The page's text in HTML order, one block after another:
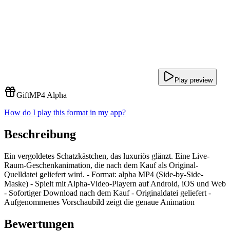
Play preview
GiftMP4 Alpha
How do I play this format in my app?
Beschreibung
Ein vergoldetes Schatzkästchen, das luxuriös glänzt. Eine Live-
Raum-Geschenkanimation, die nach dem Kauf als Original-
Quelldatei geliefert wird. - Format: alpha MP4 (Side-by-Side-
Maske) - Spielt mit Alpha-Video-Playern auf Android, iOS und Web
- Sofortiger Download nach dem Kauf - Originaldatei geliefert -
Aufgenommenes Vorschaubild zeigt die genaue Animation
Bewertungen